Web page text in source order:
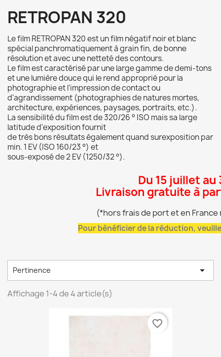
RETROPAN 320
Le film RETROPAN 320 est un film négatif noir et blanc
spécial panchromatiquementà grain fin, de bonne
résolution et avec une netteté des contours.
Le film estcaractérisé par une large gamme de demi-tons
et une lumière douce qui le rend approprié pourla
photographie et l'impression de contact ou
d'agrandissement (photographies de natures mortes,
architecture, expériences, paysages, portraits, etc.).
La sensibilité du film est de 320/26 ° ISO mais sa large
latitude d'exposition fournit
detrèsbons résultats également quand surexposition par
min. 1 EV (ISO 160/23 °) et
sous-exposé de 2 EV (1250/32 °).
Du 15 juillet au
Livraison gratuite à
(*hors frais de port et en
Pour bénéficier de la réduction,
Pertinence 
Affichage 1-4 de 4 article(s)
favorite_border